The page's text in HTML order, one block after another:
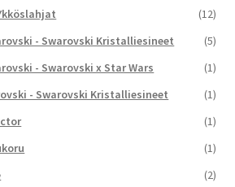
(12)
- Swarovski Kristalliesineet
(5)
- Swarovski x Star Wars
(1)
- Swarovski Kristalliesineet
(1)
(1)
(1)
(2)